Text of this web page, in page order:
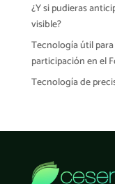
¿Y si pudieras
visible?
Tecnología útil
participación en el
Tecnología de